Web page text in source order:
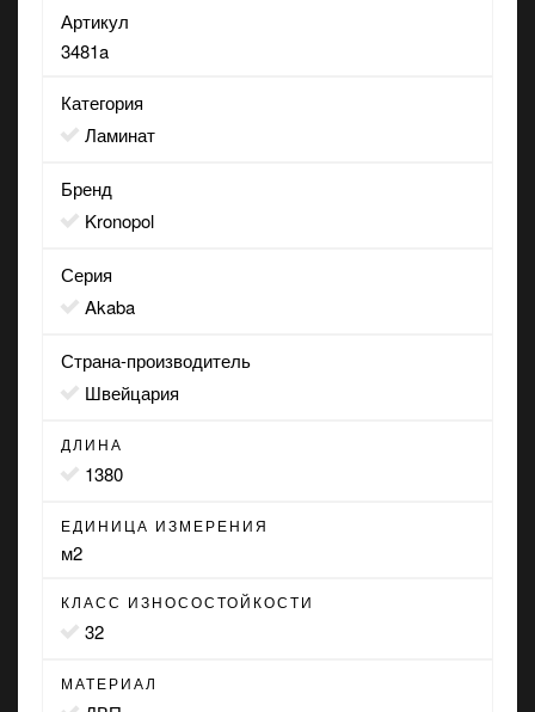
Артикул
3481a
Категория
Ламинат
Бренд
Kronopol
Серия
Akaba
Страна-производитель
Швейцария
ДЛИНА
1380
ЕДИНИЦА ИЗМЕРЕНИЯ
м2
КЛАСС ИЗНОСОСТОЙКОСТИ
32
МАТЕРИАЛ